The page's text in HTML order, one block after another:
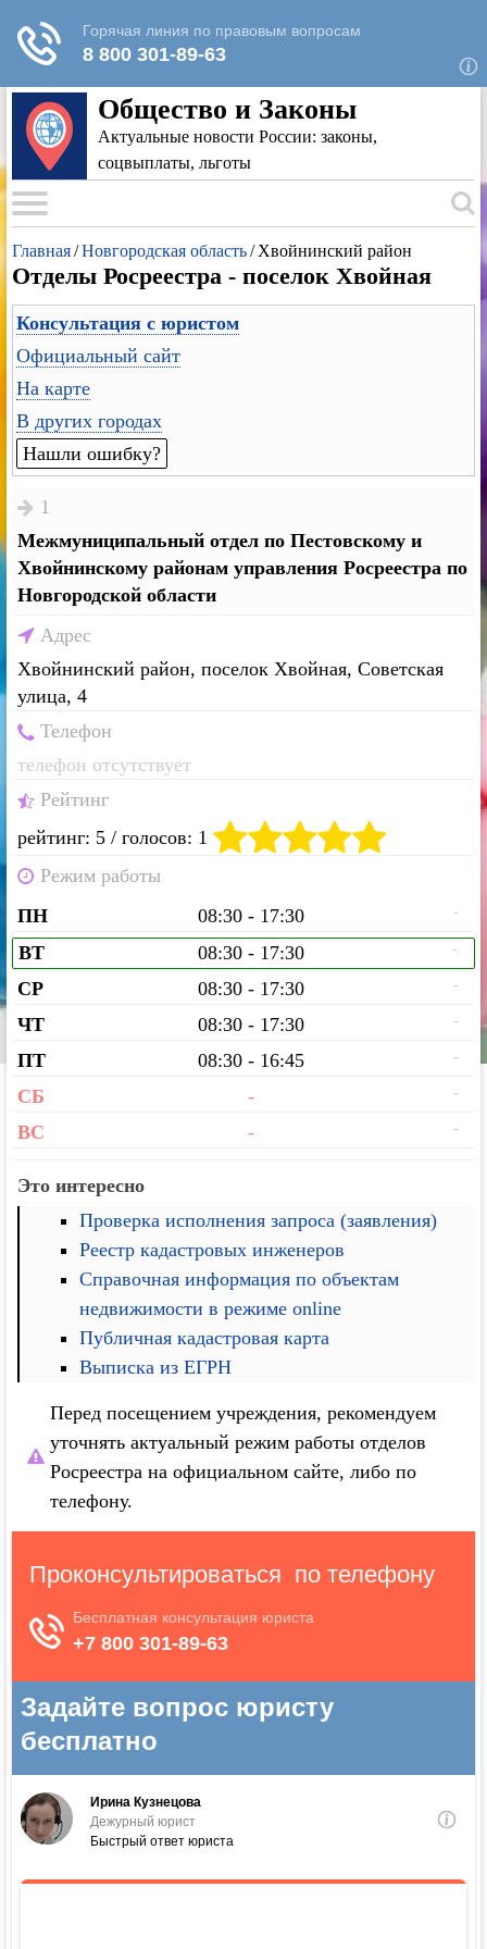
Общество и Законы
Актуальные новости России: законы,
соцвыплаты, льготы
Главная/Новгородская область/Хвойнинский район
Отделы Росреестра - поселок Хвойная
Консультация с юристом
Официальный сайт
На карте
В других городах
Нашли ошибку?
1
Межмуниципальный отдел по Пестовскому и
Хвойнинскому районам управления Росреестра по
Новгородской области
Адрес
Хвойнинский район, поселок Хвойная, Советская
улица, 4
Телефон
телефон отсутствует
Рейтинг
рейтинг: 5 / голосов: 1
Режим работы
ПН
08:30 - 17:30 -
ВТ 08:30 - 17:30 -
СР 08:30 - 17:30 -
ЧТ 08:30 - 17:30 -
ПТ 08:30 - 16:45 -
СБ - -
ВС - -
Это интересно
Проверка исполнения запроса (заявления)
Реестр кадастровых инженеров
Справочная информация по объектам
недвижимости в режиме online
Публичная кадастровая карта
Выписка из ЕГРН
Перед посещением учреждения, рекомендуем
уточнять актуальный режим работы отделов
Росреестра на официальном сайте, либо по
телефону.
Для любых предложений по сайту: rk-
reestr@cp9.ru